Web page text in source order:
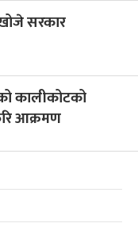
सरकार
कालीकोटको
आक्रमण